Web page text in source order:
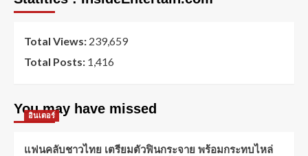
Total Views: 239,659
Total Posts: 1,416
You may have missed
อินเตอร์
แฟนคลับชาวไทย เตรียมตัวฟินกระจาย พร้อมกระทบไหล่